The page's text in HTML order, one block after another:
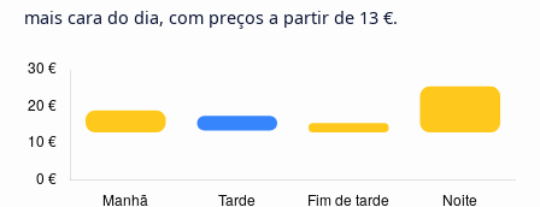
mais cara do dia, com preços a partir de 13 €.